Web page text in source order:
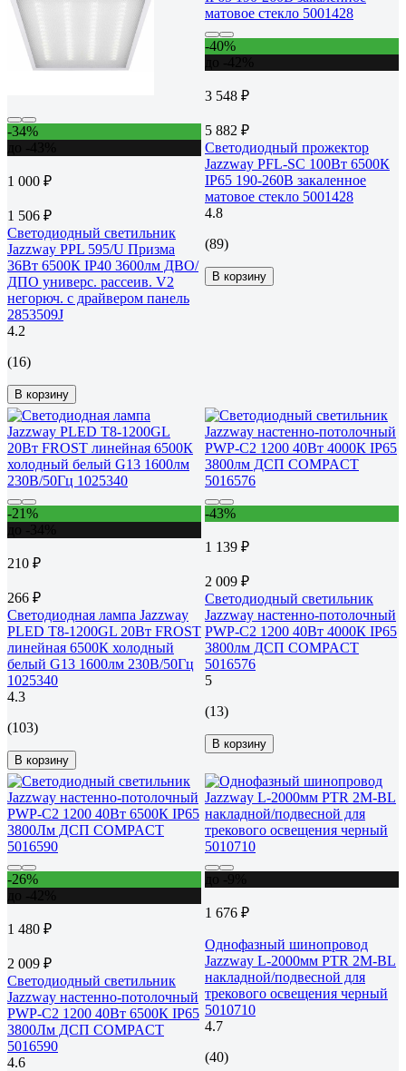
-34%
1 000 ₽
1 506 ₽
Светодиодный светильник
Jazzway PPL 595/U Призма
36Вт 6500К IP40 3600лм ДВО/
ДПО универс. рассеив. V2
негорюч. с драйвером панель
2853509J
4.2
(16)
В корзину
-40%
3 548 ₽
5 882 ₽
Светодиодный прожектор
Jazzway PFL-SC 100Вт 6500К
IP65 190-260В закаленное
матовое стекло 5001428
4.8
(89)
В корзину
-21%
210 ₽
266 ₽
Светодиодная лампа Jazzway
PLED T8-1200GL 20Вт FROST
линейная 6500К холодный
белый G13 1600лм 230В/50Гц
1025340
4.3
(103)
В корзину
-43%
1 139 ₽
2 009 ₽
Светодиодный светильник
Jazzway настенно-потолочный
PWP-С2 1200 40Вт 4000К IP65
3800лм ДСП COMPACT
5016576
5
(13)
В корзину
-26%
1 480 ₽
2 009 ₽
Светодиодный светильник
Jazzway настенно-потолочный
PWP-С2 1200 40Вт 6500К IP65
3800Лм ДСП COMPACT
5016590
4.6
1 676 ₽
Однофазный шинопровод
Jazzway L-2000мм PTR 2M-BL
накладной/подвесной для
трекового освещения черный
5010710
4.7
(40)